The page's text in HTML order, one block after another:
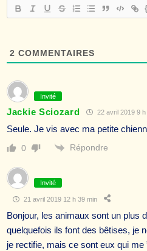
2 COMMENTAIRES
Invité
Jackie Sciozard 22 avril 2019 9 h
Seule. Je vis avec ma petite
0 Répondre
Invité
21 avril 2019 12 h 39 min
Bonjour, les animaux sont un plus
quelquefois ils font des bêtises, je
je rectifie, mais ce sont eux qui me